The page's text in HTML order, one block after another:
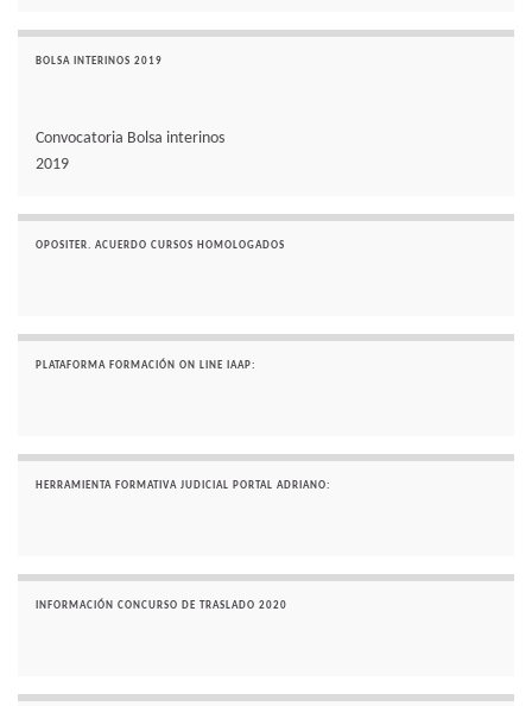
BOLSA INTERINOS 2019
Convocatoria Bolsa interinos
2019
OPOSITER. ACUERDO CURSOS HOMOLOGADOS
PLATAFORMA FORMACIÓN ON LINE IAAP:
HERRAMIENTA FORMATIVA JUDICIAL PORTAL ADRIANO:
INFORMACIÓN CONCURSO DE TRASLADO 2020